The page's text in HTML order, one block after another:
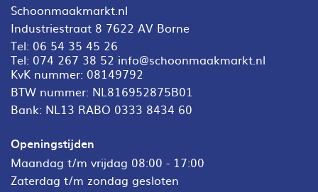
Schoonmaakmarkt.nl
Industriestraat 8 7622 AV Borne
Tel: 06 54 35 45 26
Tel: 074 267 38 52 info@schoonmaakmarkt.nl
KvK nummer: 08149792
BTW nummer: NL816952875B01
Bank: NL13 RABO 0333 8434 60
Openingstijden
Maandag t/m vrijdag 08:00 - 17:00
Zaterdag t/m zondag gesloten